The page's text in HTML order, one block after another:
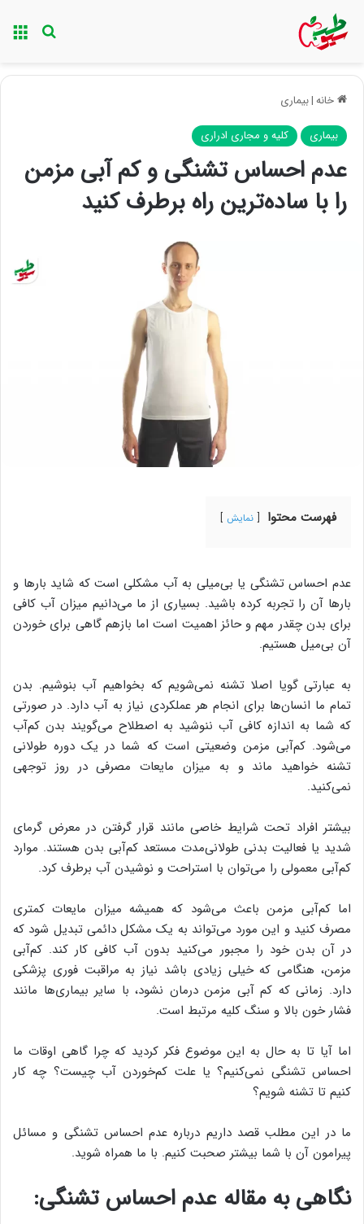
خانه|بیماری
بیماری کلیه و مجاری ادراری
عدم احساس تشنگی و کم آبی مزمن
را با ساده‌ترین راه برطرف کنید
فهرست محتوا نمایش
عدم احساس تشنگی یا بی‌میلی به آب مشکلی است که شاید بارها و
بارها آن را تجربه کرده باشید. بسیاری از ما می‌دانیم میزان آب کافی
برای بدن چقدر مهم و حائز اهمیت است اما بازهم گاهی برای خوردن
آن بی‌میل هستیم.
به عبارتی گویا اصلا تشنه نمی‌شویم که بخواهیم آب بنوشیم. بدن
تمام ما انسان‌ها برای انجام هر عملکردی نیاز به آب دارد. در صورتی
که شما به اندازه کافی آب ننوشید به اصطلاح می‌گویند بدن کم‌آب
می‌شود. کم‌‌آبی مزمن وضعیتی است که شما در یک دوره طولانی
تشنه خواهید ماند و به میزان مایعات مصرفی در روز توجهی
نمی‌کنید.
بیشتر افراد تحت شرایط خاصی مانند قرار گرفتن در معرض گرمای
شدید یا فعالیت بدنی طولانی‌مدت مستعد کم‌آبی بدن هستند. موارد
کم‌آبی معمولی را می‌توان با استراحت و نوشیدن آب برطرف کرد.
اما کم‌آبی مزمن باعث می‌شود که همیشه میزان مایعات کمتری
مصرف کنید و این مورد می‌تواند به یک مشکل دائمی تبدیل شود که
در آن بدن خود را مجبور می‌کنید بدون آب کافی کار کند. کم‌آبی
مزمن، هنگامی که خیلی زیادی باشد نیاز به مراقبت فوری پزشکی
دارد. زمانی که کم آبی مزمن درمان نشود، با سایر بیماری‌ها مانند
فشار خون بالا و سنگ کلیه مرتبط است.
اما آیا تا به حال به این موضوع فکر کردید که چرا گاهی اوقات ما
احساس تشنگی نمی‌کنیم؟ یا علت کم‌خوردن آب چیست؟ چه کار
کنیم تا تشنه شویم؟
ما در این مطلب قصد داریم درباره عدم احساس تشنگی و مسائل
پیرامون آن با شما بیشتر صحبت کنیم. با ما همراه شوید.
نگاهی به مقاله عدم احساس تشنگی: